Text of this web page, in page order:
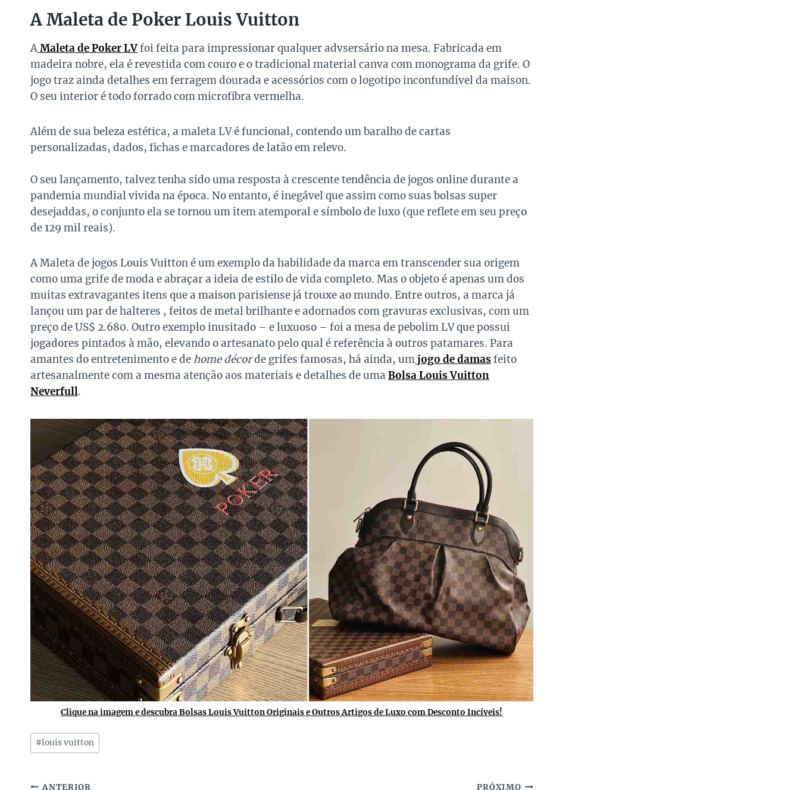
A Maleta de Poker Louis Vuitton
AMaleta de Poker LVfoi feita para impressionar qualquer advsersário na mesa. Fabricada em
madeira nobre, ela é revestida com couro e o tradicional material canva com monograma da grife. O
jogo traz ainda detalhes em ferragem dourada e acessórios com o logotipo inconfundível da maison.
O seu interior é todo forrado com microfibra vermelha.
Além de sua beleza estética, a maleta LV é funcional, contendo um baralho de cartas
personalizadas, dados, fichas e marcadores de latão em relevo.
O seu lançamento, talvez tenha sido uma resposta à crescente tendência de jogos online durante a
pandemia mundial vivida na época. No entanto, é inegável que assim como suas bolsas super
desejaddas, o conjunto ela se tornou um item atemporal e símbolo de luxo (que reflete em seu preço
de 129 mil reais).
A Maleta de jogos Louis Vuitton é um exemplo da habilidade da marca em transcender sua origem
como uma grife de moda e abraçar a ideia de estilo de vida completo. Mas o objeto é apenas um dos
muitas extravagantes itens que a maison parisiense já trouxe ao mundo. Entre outros, a marca já
lançou um par de halteres , feitos de metal brilhante e adornados com gravuras exclusivas, com um
preço de US$ 2.680. Outro exemplo inusitado – e luxuoso – foi a mesa de pebolim LV que possui
jogadores pintados à mão, elevando o artesanato pelo qual é referência à outros patamares. Para
amantes do entretenimento e dehome décorde grifes famosas, há ainda, umjogo de damasfeito
artesanalmente com a mesma atenção aos materiais e detalhes de uma Bolsa Louis Vuitton
Neverfull.
Clique na imagem e descubra Bolsas Louis Vuitton Originais e Outros Artigos de Luxo com Desconto Incíveis!
Tags
do
#louis vuitton
ANTERIOR PRÓXIMO